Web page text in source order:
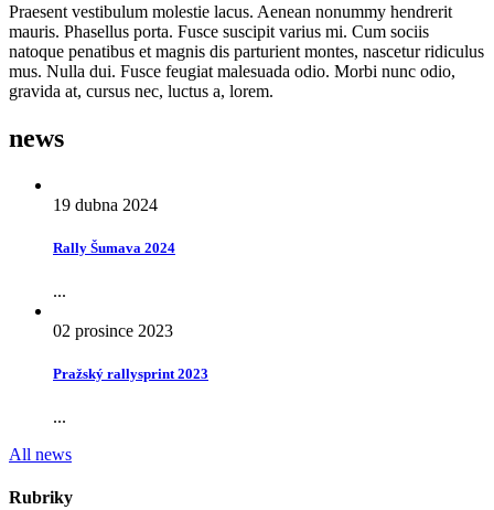
Praesent vestibulum molestie lacus. Aenean nonummy hendrerit
mauris. Phasellus porta. Fusce suscipit varius mi. Cum sociis
natoque penatibus et magnis dis parturient montes, nascetur ridiculus
mus. Nulla dui. Fusce feugiat malesuada odio. Morbi nunc odio,
gravida at, cursus nec, luctus a, lorem.
news
19 dubna 2024
Rally Šumava 2024
...
02 prosince 2023
Pražský rallysprint 2023
...
All news
Rubriky